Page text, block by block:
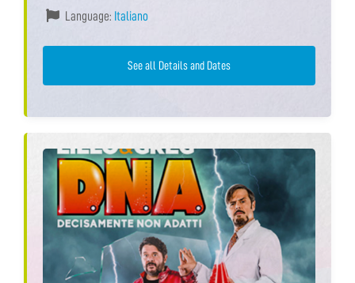
Language: Italiano
See all Details and Dates